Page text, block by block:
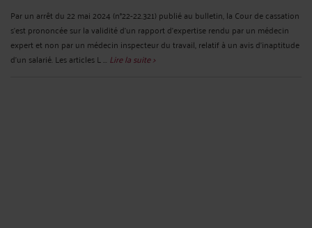
Par un arrêt du 22 mai 2024 (n°22-22.321) publié au bulletin, la Cour de cassation
s’est prononcée sur la validité d’un rapport d’expertise rendu par un médecin
expert et non par un médecin inspecteur du travail, relatif à un avis d’inaptitude
d’un salarié. Les articles L ... Lire la suite >